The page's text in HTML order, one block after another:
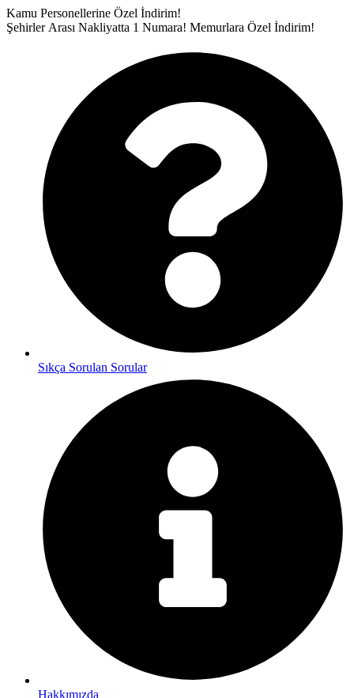
İçeriğe
atla
Kamu Personellerine Özel İndirim!
Şehirler Arası Nakliyatta 1 Numara! Memurlara Özel İndirim!
Sıkça Sorulan Sorular
Hakkımızda